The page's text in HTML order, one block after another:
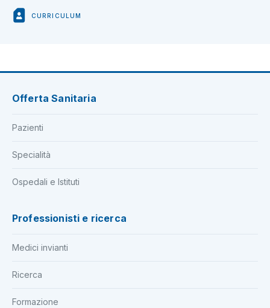
CURRICULUM
Offerta Sanitaria
Pazienti
Specialità
Ospedali e Istituti
Professionisti e ricerca
Medici invianti
Ricerca
Formazione